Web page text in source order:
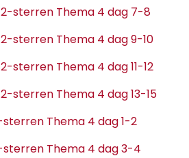
2-sterren Thema 4 dag 7-8
2-sterren Thema 4 dag 9-10
sterren Thema 4 dag 11-12
sterren Thema 4 dag 13-15
sterren Thema 4 dag 1-2
sterren Thema 4 dag 3-4